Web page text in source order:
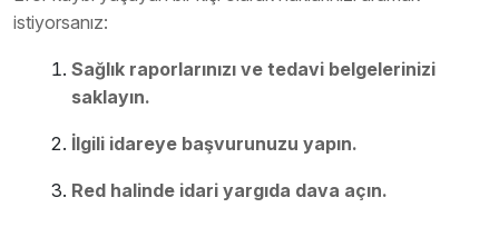
istiyorsanız:
Sağlık raporlarınızı ve tedavi belgelerinizi
saklayın.
İlgili idareye başvurunuzu yapın.
Red halinde idari yargıda dava açın.